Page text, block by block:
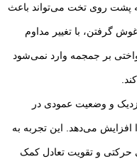
پشت روی تخت می‌تواند باعث
گرفتن، با تغییر مداوم
بر جمجمه وارد نمی‌شود
و وضعیت عمودی در
می‌دهد. این تجربه به
و تقویت تعادل کمک